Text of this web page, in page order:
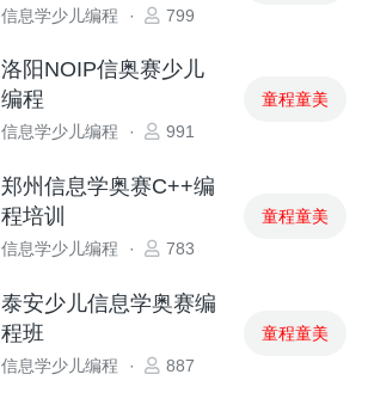
信息学少儿编程 · 799
洛阳NOIP信奥赛少儿
编程
信息学少儿编程 · 991
童程童美
郑州信息学奥赛C++编
程培训
信息学少儿编程 · 783
童程童美
泰安少儿信息学奥赛编
程班
信息学少儿编程 · 887
童程童美